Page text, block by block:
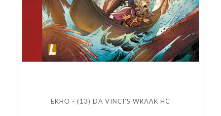
EKHO - (13) DA VINCI'S WRAAK HC